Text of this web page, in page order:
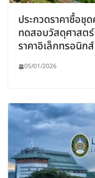
ประกวดราคาซื้อ
ทดสอบวัสดุศาสต
ราคาอิเล็กทรอนิก
05/01/2026